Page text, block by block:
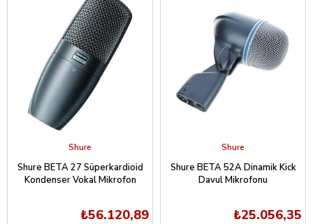
Shure
Shure BETA 27 Süperkardioid
Kondenser Vokal Mikrofon
₺56.120,89
Shure
Shure BETA 52A Dinamik Kick
Davul Mikrofonu
₺25.056,35